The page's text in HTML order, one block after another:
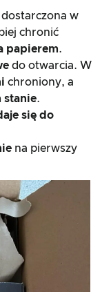
dostarczona w
chronić
papierem.
do otwarcia. W
chroniony, a
stanie.
się do
na pierwszy